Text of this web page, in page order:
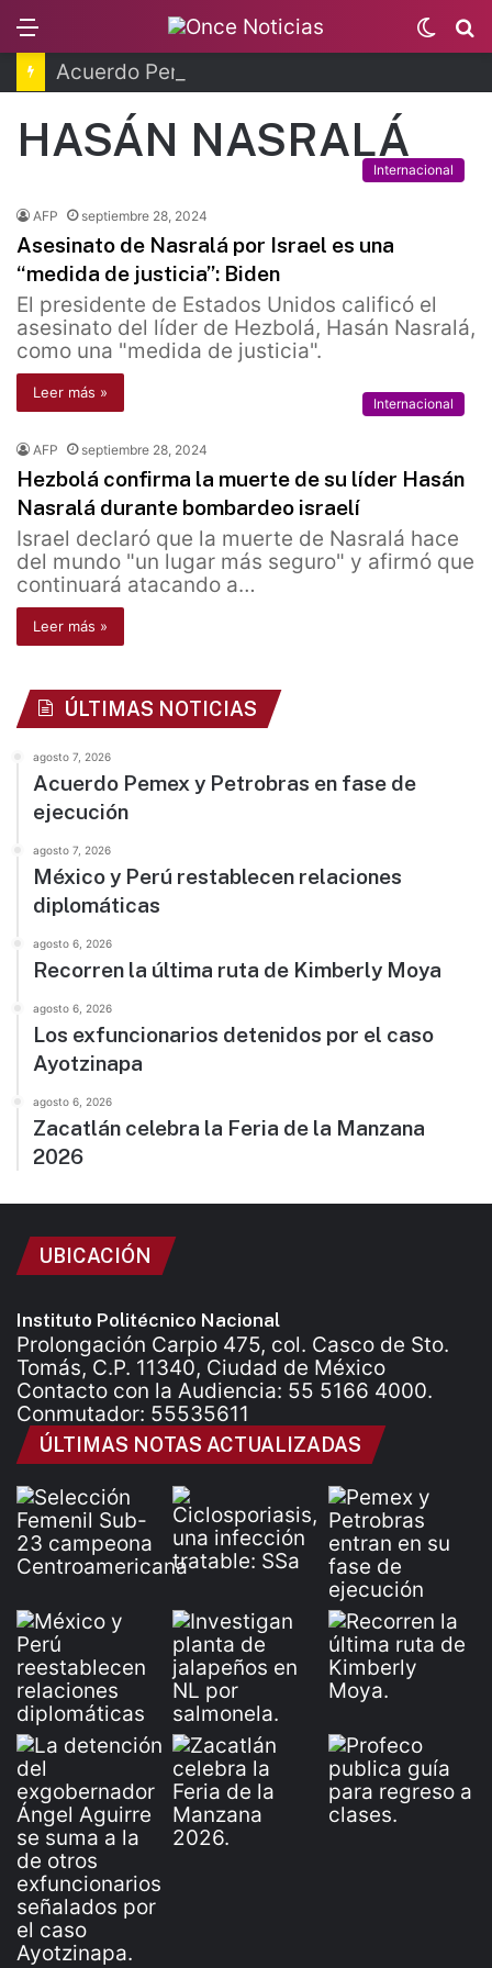
Switch
skin
HASÁN NASRALÁ
Internacional
AFP septiembre 28, 2024
Asesinato de Nasralá por Israel es una
“medida de justicia”: Biden
El presidente de Estados Unidos calificó el
asesinato del líder de Hezbolá, Hasán Nasralá,
como una "medida de justicia".
Leer más »
Internacional
AFP septiembre 28, 2024
Hezbolá confirma la muerte de su líder Hasán
Nasralá durante bombardeo israelí
Israel declaró que la muerte de Nasralá hace
del mundo "un lugar más seguro" y afirmó que
continuará atacando a…
Leer más »
ÚLTIMAS NOTICIAS
agosto 7, 2026
Acuerdo Pemex y Petrobras en fase de
ejecución
agosto 7, 2026
México y Perú restablecen relaciones
diplomáticas
agosto 6, 2026
Recorren la última ruta de Kimberly Moya
agosto 6, 2026
Los exfuncionarios detenidos por el caso
Ayotzinapa
agosto 6, 2026
Zacatlán celebra la Feria de la Manzana
2026
UBICACIÓN
Instituto Politécnico Nacional
Prolongación Carpio 475, col. Casco de Sto.
Tomás, C.P. 11340, Ciudad de México
Contacto con la Audiencia: 55 5166 4000.
Conmutador: 55535611
ÚLTIMAS NOTAS ACTUALIZADAS